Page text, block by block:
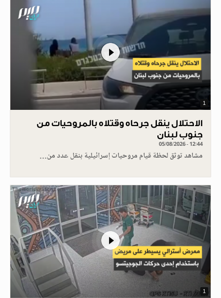
1
الاحتلال ينقل جرحاه وقتلاه بالمروحيات من
جنوب لبنان
05/08/2026 - 12:44
مشاهد توثق لحظة قيام مروحيات إسرائيلية بنقل عدد من…
1